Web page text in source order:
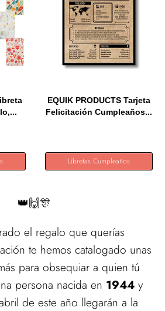
EQUIK PRODUCTS Tarjeta
Felicitación Cumpleaños...
Libretas Cumpleaños
👑🙌🎊
el regalo que querías
te hemos catalogado unas
para obsequiar a quien tú
persona nacida en 1944 y
de este año llegarán a la